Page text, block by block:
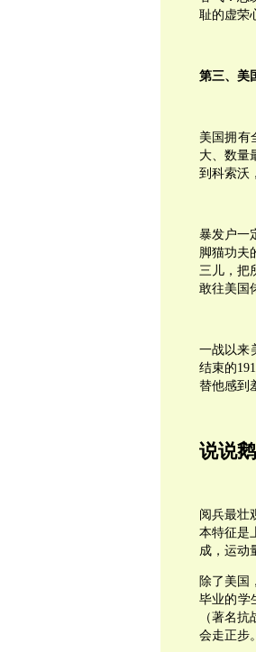
耻的虚
第三、美
美国拥有
大、数量
到科索沃
暴发户一
脚猫功夫
三儿，把
敢往美国
一战以来
结束的
替他感到
说说
阅兵最壮
本特征是
成，运动
除了美国
毕业的学
（著名
会走正步。